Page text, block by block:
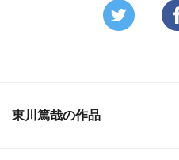
【広川理恵／ひろかわ・りえ
大手の雑誌のパクりと思わ
東川篤哉の作品